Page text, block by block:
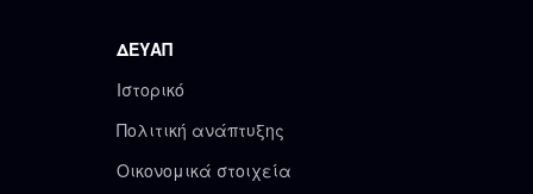
ΔΕΥΑΠ
Ιστορικό
Πολιτική ανάπτυξης
Οικονομικά στοιχεία